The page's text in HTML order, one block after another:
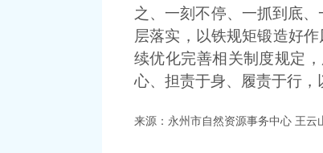
之、一刻不停、一抓到底
层落实，以铁规矩锻造好
续优化完善相关制度规定
心、担责于身、履责于行，
来源：永州市自然资源事务中心 王云